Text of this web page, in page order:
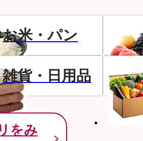
お米・パン
雑貨・日用品
をみ